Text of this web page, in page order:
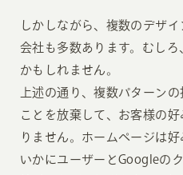
しかしながら、複数のデザ
会社も多数あります。むし
かもしれません。
上述の通り、複数パターン
ことを放棄して、お客様の
りません。ホームページは好
いかにユーザーとGoogleの